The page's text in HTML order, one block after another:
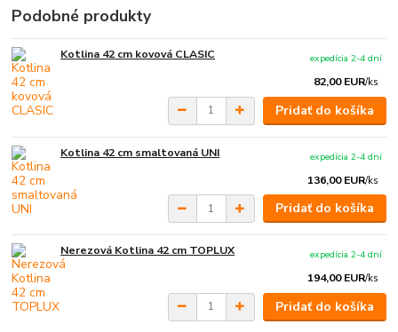
Podobné produkty
Kotlina 42 cm kovová CLASIC
82,00 EUR/ks
expedícia 2-4 dní
Pridať do košíka
Kotlina 42 cm smaltovaná UNI
136,00 EUR/ks
expedícia 2-4 dní
Pridať do košíka
Nerezová Kotlina 42 cm TOPLUX
194,00 EUR/ks
expedícia 2-4 dní
Pridať do košíka